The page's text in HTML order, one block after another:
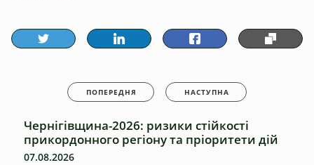
ПОПЕРЕДНЯ НАСТУПНА
Чернігівщина-2026: ризики стійкості
прикордонного регіону та пріоритети дій
07.08.2026